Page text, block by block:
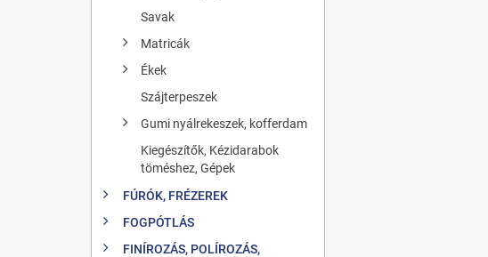
Savak
Matricák
Ékek
Szájterpeszek
Gumi nyálrekeszek, kofferdam
Kiegészítők, Kézidarabok
töméshez, Gépek
FÚRÓK, FRÉZEREK
FOGPÓTLÁS
FINÍROZÁS, POLÍROZÁS,